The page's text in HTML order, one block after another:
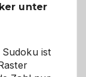
unter
ist